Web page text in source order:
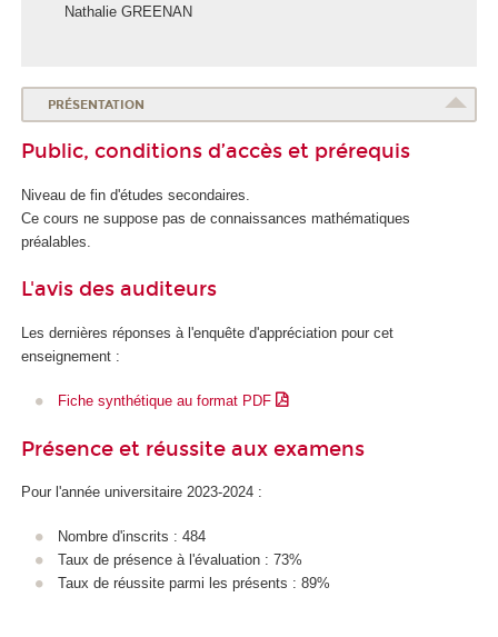
Nathalie GREENAN
PRÉSENTATION
Public, conditions d’accès et prérequis
Niveau de fin d'études secondaires.
Ce cours ne suppose pas de connaissances mathématiques
préalables.
L'avis des auditeurs
Les dernières réponses à l'enquête d'appréciation pour cet
enseignement :
Fiche synthétique au format PDF
Présence et réussite aux examens
Pour l'année universitaire 2023-2024 :
Nombre d'inscrits : 484
Taux de présence à l'évaluation : 73%
Taux de réussite parmi les présents : 89%